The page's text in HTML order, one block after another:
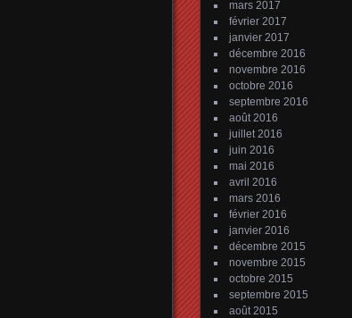
mars 2017
février 2017
janvier 2017
décembre 2016
novembre 2016
octobre 2016
septembre 2016
août 2016
juillet 2016
juin 2016
mai 2016
avril 2016
mars 2016
février 2016
janvier 2016
décembre 2015
novembre 2015
octobre 2015
septembre 2015
août 2015